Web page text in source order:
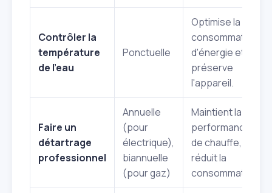
Contrôler la
température
de l'eau
Ponctuelle
Optimise la
consommation
d'énergie et
préserve
l'appareil.
Faire un
détartrage
professionnel
Annuelle
(pour
électrique),
biannuelle
(pour gaz)
Maintient la
performance
de chauffe,
réduit la
consommation.